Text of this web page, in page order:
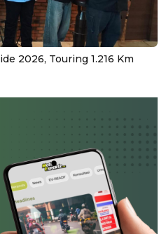
2026, Touring 1.216 Km